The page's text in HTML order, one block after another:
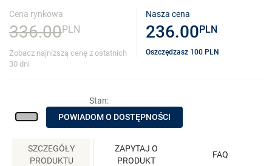
Cena rynkowa
336.00PLN
Zobacz najniższą cenę z ostatnich
30 dni
Nasza cena
236.00PLN
Oszczędzasz 100 PLN
Stan:
POWIADOM O DOSTĘPNOŚCI
SZCZEGÓŁY
PRODUKTU
ZAPYTAJ O
PRODUKT
FAQ